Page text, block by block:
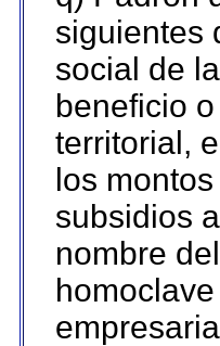
siguientes
social de
beneficio
territorial,
los
subsidios
nombre